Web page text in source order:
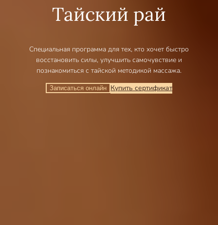
Тайский рай
Специальная программа для тех, кто хочет быстро
восстановить силы, улучшить самочувствие и
познакомиться с тайской методикой массажа.
Записаться онлайн Купить сертификат